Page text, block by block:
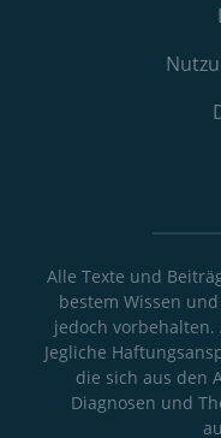
Alle Texte und
bestem Wissen
jedoch vorbehalten.
Jegliche
die sich aus den
Diagnosen und